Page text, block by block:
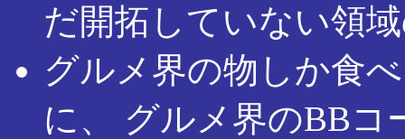
だ開拓していない領
グルメ界の物しか食
に、 グルメ界のBBコ